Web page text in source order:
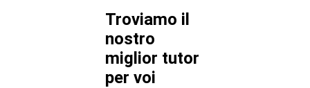
Troviamo il
nostro
miglior tutor
per voi